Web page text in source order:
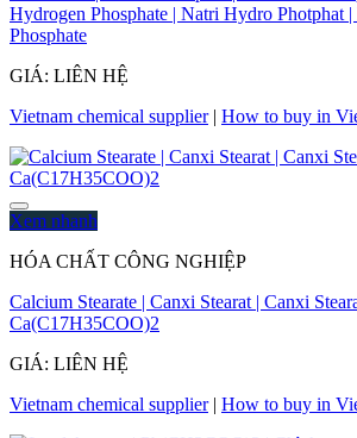
Hydrogen Phosphate | Natri Hydro Photphat
Phosphate
GIÁ: LIÊN HỆ
Vietnam chemical supplier| How to buy in
Xem nhanh
HÓA CHẤT CÔNG NGHIỆP
Calcium Stearate | Canxi Stearat | Canxi
Ca(C17H35COO)2
GIÁ: LIÊN HỆ
Vietnam chemical supplier| How to buy in